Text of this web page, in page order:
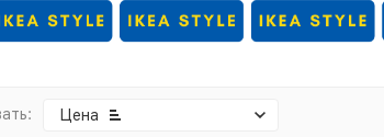
Цена